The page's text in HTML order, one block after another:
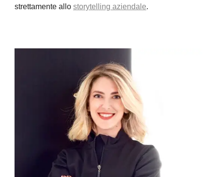
strettamente allo storytelling aziendale.